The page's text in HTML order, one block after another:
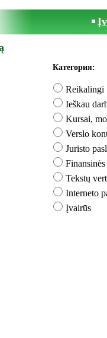
Категория:
Reikalingi
Ieškau
Kursai,
Verslo
Juristo
Tekstų
Interneto
Įvairūs